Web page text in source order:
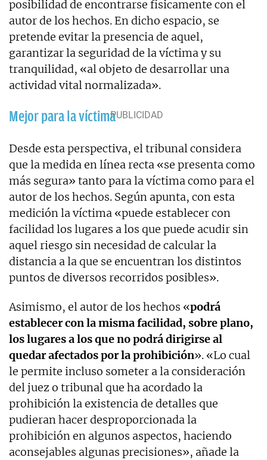
posibilidad de encontrarse físicamente con el
autor de los hechos. En dicho espacio, se
pretende evitar la presencia de aquel,
garantizar la seguridad de la víctima y su
tranquilidad, «al objeto de desarrollar una
actividad vital normalizada».
Mejor para la víctima
Desde esta perspectiva, el tribunal considera
que la medida en línea recta «se presenta como
más segura» tanto para la víctima como para el
autor de los hechos. Según apunta, con esta
medición la víctima «puede establecer con
facilidad los lugares a los que puede acudir sin
aquel riesgo sin necesidad de calcular la
distancia a la que se encuentran los distintos
puntos de diversos recorridos posibles».
Asimismo, el autor de los hechos «podrá
establecer con la misma facilidad, sobre plano,
los lugares a los que no podrá dirigirse al
quedar afectados por la prohibición». «Lo cual
le permite incluso someter a la consideración
del juez o tribunal que ha acordado la
prohibición la existencia de detalles que
pudieran hacer desproporcionada la
prohibición en algunos aspectos, haciendo
aconsejables algunas precisiones», añade la